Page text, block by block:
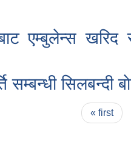
एम्बुलेन्स खरिद
सिलबन्दी
« first